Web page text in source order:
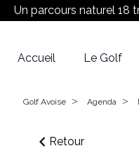
Un parcours naturel 18
Accueil
Le Golf
Golf Avoise > Agenda >
Retour